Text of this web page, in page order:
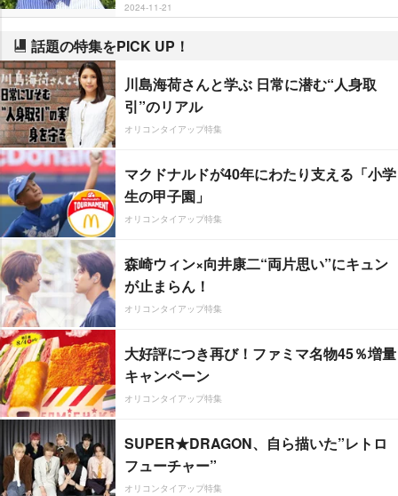
2024-11-21
話題の特集をPICK UP！
川島海荷さんと学ぶ 日常に潜む“人身取
引”のリアル
オリコンタイアップ特集
マクドナルドが40年にわたり支える「小学
生の甲子園」
オリコンタイアップ特集
森崎ウィン×向井康二“両片思い”にキュン
が止まらん！
オリコンタイアップ特集
大好評につき再び！ファミマ名物45％増量
キャンペーン
オリコンタイアップ特集
SUPER★DRAGON、自ら描いた”レトロ
フューチャー”
オリコンタイアップ特集